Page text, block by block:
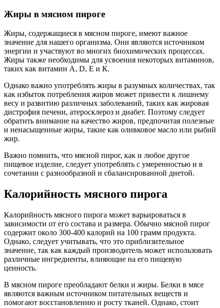
Жиры в мясном пироге
Жиры, содержащиеся в мясном пироге, имеют важное
значение для нашего организма. Они являются источником
энергии и участвуют во многих биохимических процессах.
Жиры также необходимы для усвоения некоторых витаминов,
таких как витамин А, D, Е и К.
Однако важно употреблять жиры в разумных количествах, так
как избыток потребления жиров может привести к лишнему
весу и развитию различных заболеваний, таких как жировая
дистрофия печени, атеросклероз и диабет. Поэтому следует
обратить внимание на качество жиров, предпочитая полезные
и ненасыщенные жиры, такие как оливковое масло или рыбий
жир.
Важно помнить, что мясной пирог, как и любое другое
пищевое изделие, следует употреблять с умеренностью и в
сочетании с разнообразной и сбалансированной диетой.
Калорийность мясного пирога
Калорийность мясного пирога может варьироваться в
зависимости от его состава и размера. Обычно мясной пирог
содержит около 300-400 калорий на 100 грамм продукта.
Однако, следует учитывать, что это приблизительное
значение, так как каждый производитель может использовать
различные ингредиенты, влияющие на его пищевую
ценность.
В мясном пироге преобладают белки и жиры. Белки в мясе
являются важным источником питательных веществ и
помогают восстановлению и росту тканей. Однако, стоит